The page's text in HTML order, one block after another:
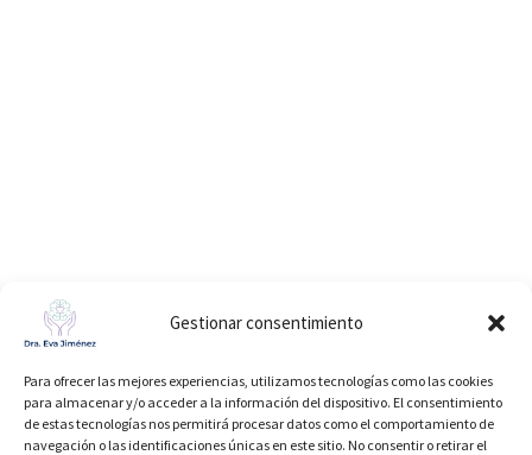
Gestionar consentimiento
Para ofrecer las mejores experiencias, utilizamos tecnologías como las cookies
para almacenar y/o acceder a la información del dispositivo. El consentimiento
de estas tecnologías nos permitirá procesar datos como el comportamiento de
navegación o las identificaciones únicas en este sitio. No consentir o retirar el